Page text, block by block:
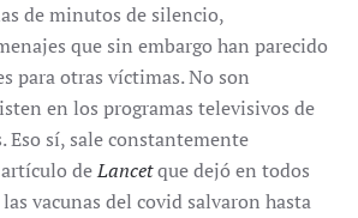
de minutos de silencio,
que sin embargo han parecido
para otras víctimas. No son
en los programas televisivos de
Eso sí, sale constantemente
deLancetque dejó en todos
vacunas del covid salvaron hasta